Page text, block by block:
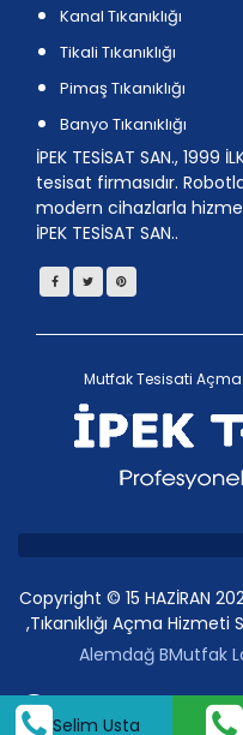
Kanal Tıkanıklığı
Tikali Tıkanıklığı
Pimaş Tıkanıklığı
Banyo Tıkanıklığı
İPEK TESİSAT SAN.,
tesisat firmasıdır.
modern cihazlarla
İPEK TESİSAT SAN..
Mutfak Tesisati Açma
Copyright © 15 HAZİRAN
,Tıkanıklığı Açma
Alemdağ BMutfak
Selim Usta